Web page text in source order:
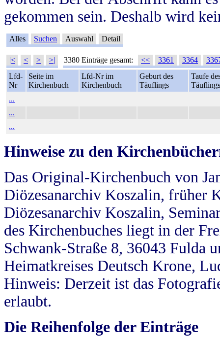
gekommen sein. Deshalb wird
Alles Suchen Auswahl Detail
|< < > >| 3380 Einträge gesamt: << 3361 3364
Lfd-
Nr
Seite im
Kirchenbuch
Lfd-Nr im
Kirchenbuch
Geburt des
Täuflings
Taufe
Täuflings
...
...
...
Hinweise zu den
Das Original-Kirchenbuch von
Diözesanarchiv Koszalin, früher
Diözesanarchiv Koszalin,
des Kirchenbuches liegt in der
Schwank-Straße 8, 36043 Fulda
Heimatkreises Deutsch Krone,
Hinweis: Derzeit ist das
erlaubt.
Die Reihenfolge der Einträge